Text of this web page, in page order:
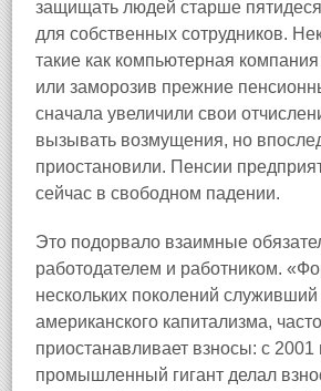
защищать людей старше
для собственных сотрудников.
такие как компьютерная
или заморозив прежние
сначала увеличили свои
вызывать возмущения, но
приостановили. Пенсии
сейчас в свободном падении.
Это подорвало взаимные
работодателем и работником.
нескольких поколений
американского капитализма, часто
приостанавливает взносы: с 2001
промышленный гигант делал